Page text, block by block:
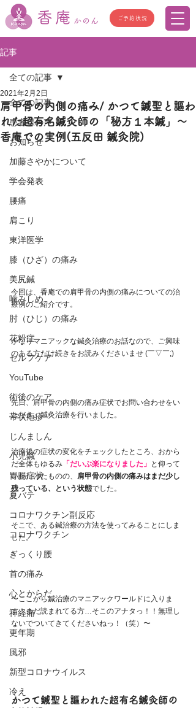
香庵 かのん ご予約状況
記事
全ての記事
患者様の声
お知らせ
加藤さやかについて
学会発表
腰痛
肩こり
東洋医学
膝（ひざ）の痛み
美尻鍼
噛みしめ
肘（ひじ）の痛み
花粉症
セルフケア
YouTube
術後のケア
帯状疱疹
じんましん
小児鍼
胃腸症状
夏バテ
コロナワクチン副反応
コロナワクチン
ぎっくり腰
首の痛み
心とからだ
神経痛
更年期
風邪
新型コロナウイルス
冷え
全ての記事
肩甲骨の内側の痛み/ かつて鍼聖と謳わ
れた超有名鍼灸師の「秘方１本鍼」〜
香庵での実例(五反田 鍼灸院)
2021年2月2日
今回は、香庵での肩甲骨の内側の痛みについての治
療例のご紹介です。
かなりマニアックな鍼灸治療のお話なので、ご興味
のある方だけ続きをお読みくださいませ (￣▽￣;)
先日、肩甲骨の内側の痛み症状でお問い合わせをい
ただき、鍼灸治療を行いました。
治療後の症状の変化をチェックしたところ、おから
だ全体もゆるみ 「だいぶ楽になりました」 と仰って
いただけたものの、 肩甲骨の内側の痛みはまだ少し
残っている、という状態でした。
そこで、ある鍼治療の方法を使ってみることにしま
した。
〜ここから鍼治療のマニアックワールドに入りま
す！まだ読まれてる方…そこのアナタっ！！無理し
ないでついてきてくださいねっ！（笑）〜
かつて鍼聖と謳われた超有名鍼灸師の